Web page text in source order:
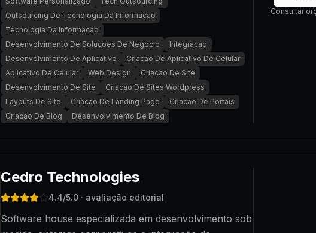
Outsourcing De Tecnologia Da Informacao
Tecnologia Da Informacao
Desenvolvimento De Solucoes De Negocio
Integracao
Desenvolvimento De Aplicativo
Criacao De Aplicativo De Celular
Aplicativo De Celular
Web Design
Criacao De Site
Desenvolvimento De Site
Criacao De Sites Wordpress
Layouts De Site
Criacao De Landing Page
Criacao De Portais
Criacao De Blog
Desenvolvimento De Blog
Consultar
Cedro Technologies
4.4/5.0 · avaliação editorial
Software house especializada em desenvolvimento sob